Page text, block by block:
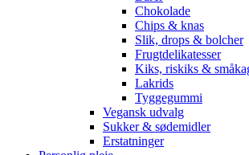
Chokolade
Chips & knas
Slik, drops & bolcher
Frugtdelikatesser
Kiks, riskiks &
Lakrids
Tyggegummi
Vegansk udvalg
Sukker & sødemidler
Erstatninger